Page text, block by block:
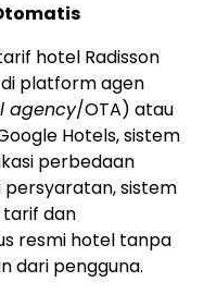
hotel Radisson
platform agen
agency/OTA) atau
Hotels, sistem
perbedaan
sistem
dan
resmi hotel tanpa
dari pengguna.